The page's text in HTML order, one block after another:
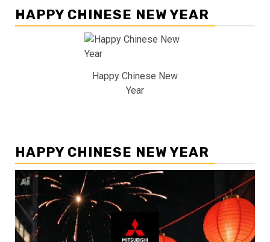
HAPPY CHINESE NEW YEAR
Happy Chinese New
Year
HAPPY CHINESE NEW YEAR